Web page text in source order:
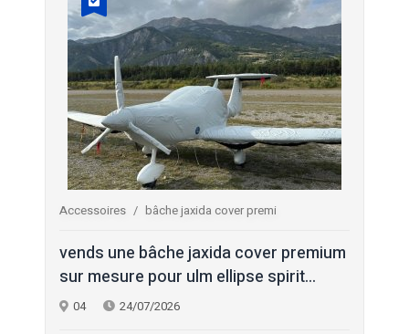
Accessoires bâche jaxida cover premi
vends une bâche jaxida cover premium
sur mesure pour ulm ellipse spirit...
04 24/07/2026